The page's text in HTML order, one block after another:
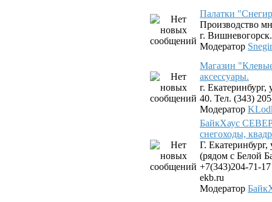
Палатки
Производство
г.
Модератор
Магазин
аксессуары.
г.
40. Тел. (343)
Модератор
БайкХаус СЕВЕР
снегоходы,
Г.
(рядом с Белой
+7(343)204-71-
ekb.ru
Модератор